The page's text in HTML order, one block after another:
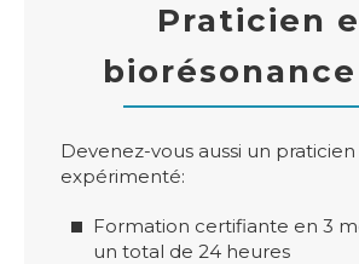
Praticien
biorésonance
Devenez-vous aussi un praticien
expérimenté:
Formation certifiante en 3
un total de 24 heures